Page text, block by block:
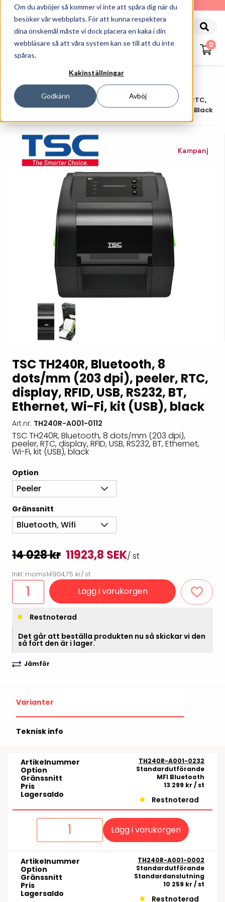
Om du avböjer så kommer vi inte att spåra dig när du
besöker vår webbplats. För att kunna respektera
dina önskemål måste vi dock placera en kaka i din
webbläsare så att våra system kan se till att du inte
spåras.
Kakinställningar
Godkänn Avböj
010-162 61 90
0
Skrivare
Etikettskrivare
Bordsskrivare
TSC TH240R, Bluetooth, 8 Dots/mm (203 Dpi), Peeler, RTC,
Display, RFID, USB, RS232, BT, Ethernet, Wi-Fi, Kit (USB), Black
Kampanj
TSC TH240R, Bluetooth, 8
dots/mm (203 dpi), peeler, RTC,
display, RFID, USB, RS232, BT,
Ethernet, Wi-Fi, kit (USB), black
Art.nr: TH240R-A001-0112
TSC TH240R, Bluetooth, 8 dots/mm (203 dpi),
peeler, RTC, display, RFID, USB, RS232, BT, Ethernet,
Wi-Fi, kit (USB), black
Option
Peeler
Gränssnitt
Bluetooth, Wifi
14 028 kr 11923,8 SEK/ st
Inkl. moms14904,75 kr/ st
Lägg i varukorgen
Restnoterad
Det går att beställa produkten nu så skickar vi den
så fort den är i lager.
Jämför
Varianter
Teknisk info
Artikelnummer TH240R-A001-0232
Option Standardutförande
Gränssnitt MFI Bluetooth
Pris 13 299 kr / st
Lagersaldo
Restnoterad
Lägg i varukorgen
Artikelnummer TH240R-A001-0002
Option Standardutförande
Gränssnitt Standardanslutning
Pris 10 259 kr / st
Lagersaldo
Restnoterad